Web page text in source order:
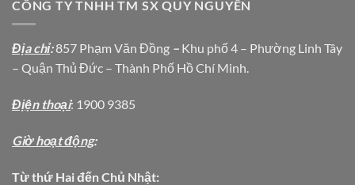
CÔNG TY TNHH TM SX QUY NGUYÊN
Địa chỉ:857 Phạm Văn Đồng – Khu phố 4 – Phường Linh Tây
– Quận Thủ Đức – Thành Phố Hồ Chí Minh.
Địện thoại: 1900 9385
Giờ hoạt động:
Từ thứ Hai đến Chủ Nhật: